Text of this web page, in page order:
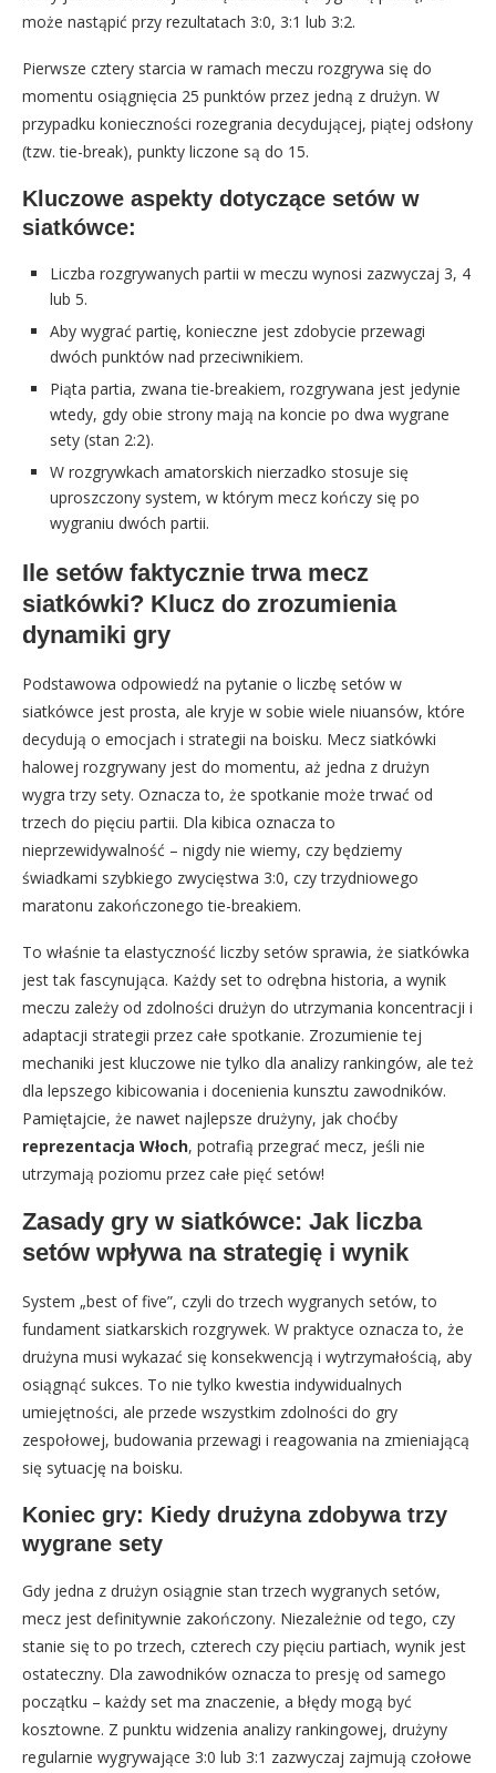
może nastąpić przy rezultatach 3:0, 3:1 lub 3:2.
Pierwsze cztery starcia w ramach meczu rozgrywa się do
momentu osiągnięcia 25 punktów przez jedną z drużyn. W
przypadku konieczności rozegrania decydującej, piątej odsłony
(tzw. tie-break), punkty liczone są do 15.
Kluczowe aspekty dotyczące setów w
siatkówce:
Liczba rozgrywanych partii w meczu wynosi zazwyczaj 3, 4
lub 5.
Aby wygrać partię, konieczne jest zdobycie przewagi
dwóch punktów nad przeciwnikiem.
Piąta partia, zwana tie-breakiem, rozgrywana jest jedynie
wtedy, gdy obie strony mają na koncie po dwa wygrane
sety (stan 2:2).
W rozgrywkach amatorskich nierzadko stosuje się
uproszczony system, w którym mecz kończy się po
wygraniu dwóch partii.
Ile setów faktycznie trwa mecz
siatkówki? Klucz do zrozumienia
dynamiki gry
Podstawowa odpowiedź na pytanie o liczbę setów w
siatkówce jest prosta, ale kryje w sobie wiele niuansów, które
decydują o emocjach i strategii na boisku. Mecz siatkówki
halowej rozgrywany jest do momentu, aż jedna z drużyn
wygra trzy sety. Oznacza to, że spotkanie może trwać od
trzech do pięciu partii. Dla kibica oznacza to
nieprzewidywalność – nigdy nie wiemy, czy będziemy
świadkami szybkiego zwycięstwa 3:0, czy trzydniowego
maratonu zakończonego tie-breakiem.
To właśnie ta elastyczność liczby setów sprawia, że siatkówka
jest tak fascynująca. Każdy set to odrębna historia, a wynik
meczu zależy od zdolności drużyn do utrzymania koncentracji i
adaptacji strategii przez całe spotkanie. Zrozumienie tej
mechaniki jest kluczowe nie tylko dla analizy rankingów, ale też
dla lepszego kibicowania i docenienia kunsztu zawodników.
Pamiętajcie, że nawet najlepsze drużyny, jak choćby
reprezentacja Włoch, potrafią przegrać mecz, jeśli nie
utrzymają poziomu przez całe pięć setów!
Zasady gry w siatkówce: Jak liczba
setów wpływa na strategię i wynik
System „best of five”, czyli do trzech wygranych setów, to
fundament siatkarskich rozgrywek. W praktyce oznacza to, że
drużyna musi wykazać się konsekwencją i wytrzymałością, aby
osiągnąć sukces. To nie tylko kwestia indywidualnych
umiejętności, ale przede wszystkim zdolności do gry
zespołowej, budowania przewagi i reagowania na zmieniającą
się sytuację na boisku.
Koniec gry: Kiedy drużyna zdobywa trzy
wygrane sety
Gdy jedna z drużyn osiągnie stan trzech wygranych setów,
mecz jest definitywnie zakończony. Niezależnie od tego, czy
stanie się to po trzech, czterech czy pięciu partiach, wynik jest
ostateczny. Dla zawodników oznacza to presję od samego
początku – każdy set ma znaczenie, a błędy mogą być
kosztowne. Z punktu widzenia analizy rankingowej, drużyny
regularnie wygrywające 3:0 lub 3:1 zazwyczaj zajmują czołowe